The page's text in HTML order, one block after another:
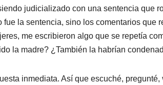
judicializado con una sentencia que
la sentencia, sino los comentarios que
me escribieron algo que se repetía
la madre? ¿También la habrían
inmediata. Así que escuché, pregunté,